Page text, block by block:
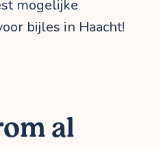
mogelijke
bijles in Haacht!
al